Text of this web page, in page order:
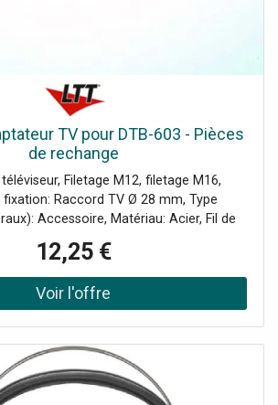
internet, Média: UPnP. DLNA. DAB+.
passante: 20-20000 Hz, Alimentation: ~
~ 230 V, Fréquence secteur:
fonc.: 0-40 °C, Dimensions: 190 x 75 x
g, Branchements: Line-Out. Antenne
TV pour DTB-603 - Pièces
de rechange
Filetage M12, filetage M16,
Raccord TV Ø 28 mm, Type
Accessoire, Matériau: Acier, Fil de
21,5 cmDiamètre: Ø 2,8 cm, Poids:
0,62 kg
12,25 €